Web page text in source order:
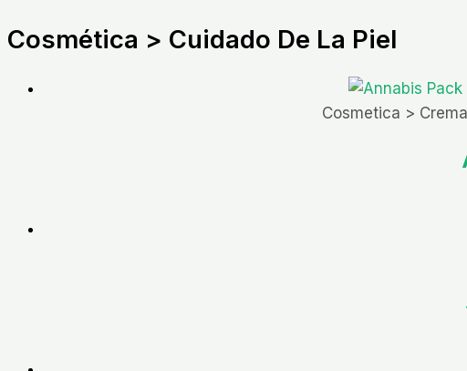
Cosmética > Cuidado De La Piel
Cosmetica >